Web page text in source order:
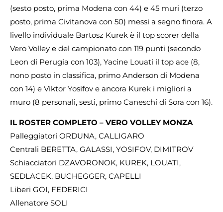
(sesto posto, prima Modena con 44) e 45 muri (terzo
posto, prima Civitanova con 50) messi a segno finora. A
livello individuale Bartosz Kurek è il top scorer della
Vero Volley e del campionato con 119 punti (secondo
Leon di Perugia con 103), Yacine Louati il top ace (8,
nono posto in classifica, primo Anderson di Modena
con 14) e Viktor Yosifov e ancora Kurek i migliori a
muro (8 personali, sesti, primo Caneschi di Sora con 16).
IL ROSTER COMPLETO – VERO VOLLEY MONZA
Palleggiatori ORDUNA, CALLIGARO
Centrali BERETTA, GALASSI, YOSIFOV, DIMITROV
Schiacciatori DZAVORONOK, KUREK, LOUATI,
SEDLACEK, BUCHEGGER, CAPELLI
Liberi GOI, FEDERICI
Allenatore SOLI